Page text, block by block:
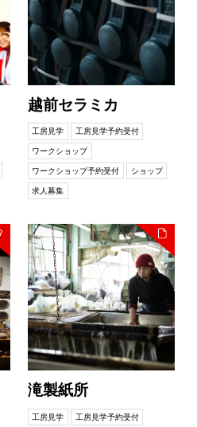
越前セラミカ
工房見学 工房見学予約受付
ワークショップ
ワークショップ予約受付 ショップ
求人募集
滝製紙所
工房見学 工房見学予約受付